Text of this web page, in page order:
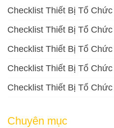
Checklist Thiết Bị Tổ
Checklist Thiết Bị Tổ
Checklist Thiết Bị Tổ
Checklist Thiết Bị Tổ
Checklist Thiết Bị Tổ
Chuyên mục